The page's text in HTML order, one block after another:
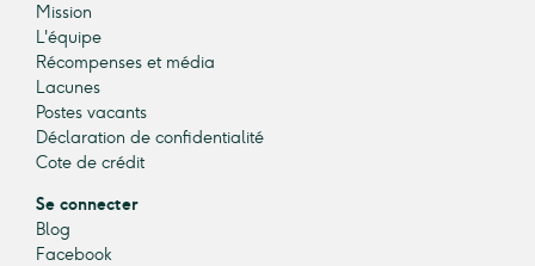
Mission
L'équipe
Récompenses et média
Lacunes
Postes vacants
Déclaration de confidentialité
Cote de crédit
Se connecter
Blog
Facebook